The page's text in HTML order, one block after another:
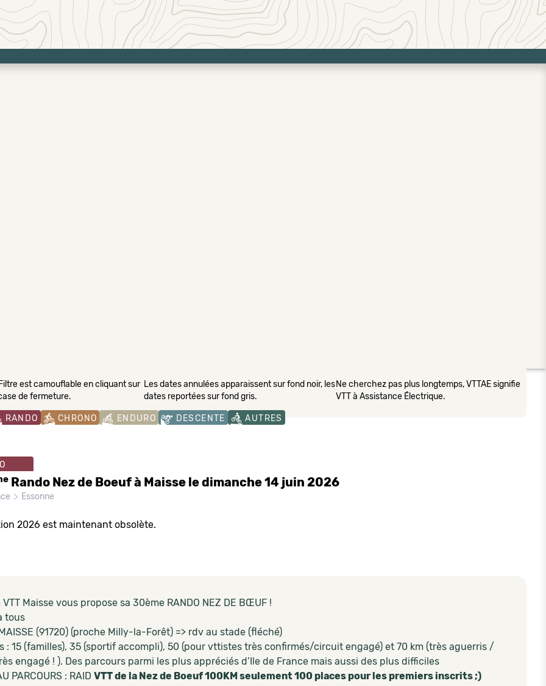
est camouflable en cliquant sur
de fermeture.
Les dates annulées apparaissent sur fond noir, les
dates reportées sur fond gris.
Ne cherchez pas plus longtemps, VTTAE signifie
VTT à Assistance Électrique.
RANDO CHRONO ENDURO DESCENTE AUTRES
Rando Nez de Boeuf à Maisse le dimanche 14 juin 2026
Essonne
2026 est maintenant obsolète.
VTT Maisse vous propose sa 30ème RANDO NEZ DE BŒUF !
tous
(91720) (proche Milly-la-Forêt) => rdv au stade (fléché)
: 15 (familles), 35 (sportif accompli), 50 (pour vttistes très confirmés/circuit engagé) et 70 km (très aguerris /
engagé ! ). Des parcours parmi les plus appréciés d’Ile de France mais aussi des plus difficiles
PARCOURS : RAID VTT de la Nez de Boeuf 100KM seulement 100 places pour les premiers inscrits ;)